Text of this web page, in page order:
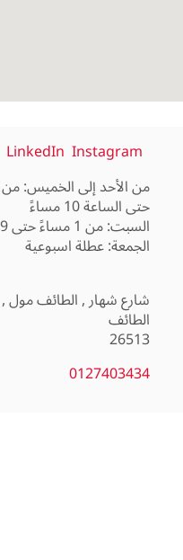
Instagram
LinkedIn
26513
0127403434